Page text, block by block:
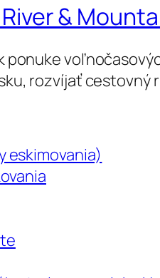
&
ponuke
rozvíjať cestovný
eskimovania)